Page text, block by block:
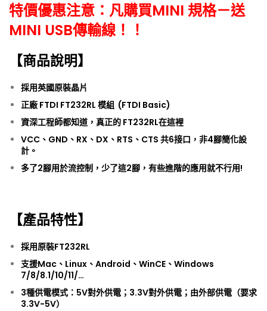
特價優惠注意：凡購買MINI 規格－送
MINI USB傳輸線！！
【商品說明】
採用英國原裝晶片
正廠 FTDI FT232RL 模組 (FTDI Basic)
資深工程師都知道，真正的 FT232RL在這裡
VCC、GND、RX、DX、RTS、CTS 共6接口，非4腳簡化設
計。
多了2腳用於流控制，少了這2腳，有些進階的應用就不行用!
【產品特性】
採用原裝FT232RL
支援Mac、Linux、Android、WinCE、Windows
7/8/8.1/10/11/…
3種供電模式：5V對外供電；3.3V對外供電；由外部供電（要求
3.3V-5V）